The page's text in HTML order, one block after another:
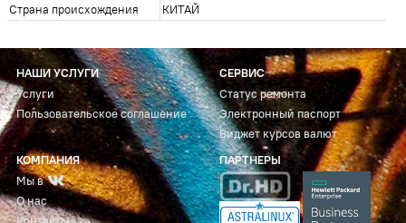
Страна происхождения
КИТАЙ
НАШИ УСЛУГИ
Услуги
Пользовательское соглашение
СЕРВИС
Статус ремонта
Электронный паспорт
Виджет курсов валют
КОМПАНИЯ
Мы в
О нас
ПАРТНЕРЫ